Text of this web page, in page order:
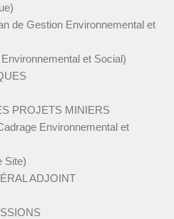
de Gestion Environnemental et
et Social)
PROJETS MINIERS
Environnemental et
Site)
ADJOINT